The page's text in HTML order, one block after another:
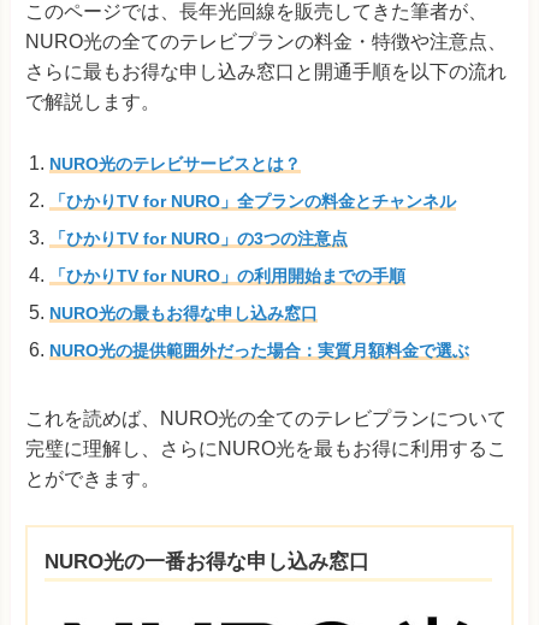
このページでは、長年光回線を販売してきた筆者が、
NURO光の全てのテレビプランの料金・特徴や注意点、
さらに最もお得な申し込み窓口と開通手順を以下の流れ
で解説します。
NURO光のテレビサービスとは？
「ひかりTV for NURO」全プランの料金とチャンネル
「ひかりTV for NURO」の3つの注意点
「ひかりTV for NURO」の利用開始までの手順
NURO光の最もお得な申し込み窓口
NURO光の提供範囲外だった場合：実質月額料金で選ぶ
これを読めば、NURO光の全てのテレビプランについて
完璧に理解し、さらにNURO光を最もお得に利用するこ
とができます。
NURO光の一番お得な申し込み窓口